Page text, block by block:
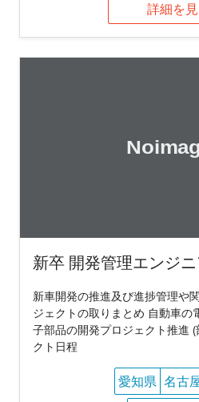
詳細を
新卒 開発管理エンジ
新車開発の推進及び進捗管理や
ジェクトの取りまとめ 自動車の
子部品の開発プロジェクト推進
クト日程
愛知県 名古